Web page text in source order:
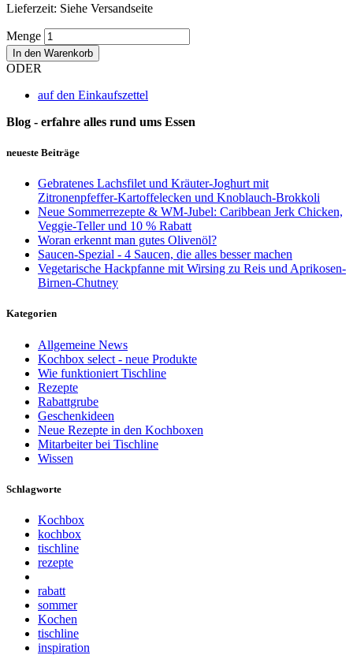
Lieferzeit: Siehe Versandseite
Menge
In den Warenkorb
ODER
auf den Einkaufszettel
Blog - erfahre alles rund ums Essen
neueste Beiträge
Gebratenes Lachsfilet und Kräuter-Joghurt mit
Zitronenpfeffer-Kartoffelecken und Knoblauch-Brokkoli
Neue Sommerrezepte & WM-Jubel: Caribbean Jerk Chicken,
Veggie-Teller und 10 % Rabatt
Woran erkennt man gutes Olivenöl?
Saucen-Spezial - 4 Saucen, die alles besser machen
Vegetarische Hackpfanne mit Wirsing zu Reis und Aprikosen-
Birnen-Chutney
Kategorien
Allgemeine News
Kochbox select - neue Produkte
Wie funktioniert Tischline
Rezepte
Rabattgrube
Geschenkideen
Neue Rezepte in den Kochboxen
Mitarbeiter bei Tischline
Wissen
Schlagworte
Kochbox
kochbox
tischline
rezepte
rabatt
sommer
Kochen
tischline
inspiration